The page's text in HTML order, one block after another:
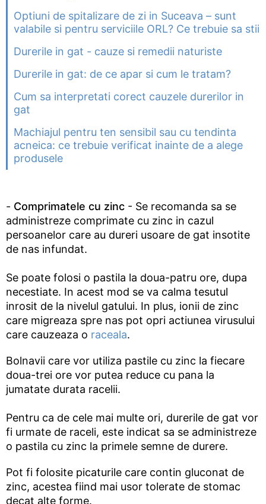
Optiuni de spitalizare de zi in Suceava – sunt
valabile si pentru serviciile ORL? Ce trebuie sa stii
Durerile in gat - cauze si remedii naturiste
Durerile in gat: de ce apar si cum le tratam?
Cum sa interpretati corect cauzele durerilor in
gat
Machiajul pentru ten sensibil sau cu tendinta
acneica: ce trebuie verificat inainte de a alege
produsele
- Comprimatele cu zinc - Se recomanda sa se
administreze comprimate cu zinc in cazul
persoanelor care au dureri usoare de gat insotite
de nas infundat.
Se poate folosi o pastila la doua-patru ore, dupa
necestiate. In acest mod se va calma tesutul
inrosit de la nivelul gatului. In plus, ionii de zinc
care migreaza spre nas pot opri actiunea virusului
care cauzeaza o raceala.
Bolnavii care vor utiliza pastile cu zinc la fiecare
doua-trei ore vor putea reduce cu pana la
jumatate durata racelii.
Pentru ca de cele mai multe ori, durerile de gat vor
fi urmate de raceli, este indicat sa se administreze
o pastila cu zinc la primele semne de durere.
Pot fi folosite picaturile care contin gluconat de
zinc, acestea fiind mai usor tolerate de stomac
decat alte forme.